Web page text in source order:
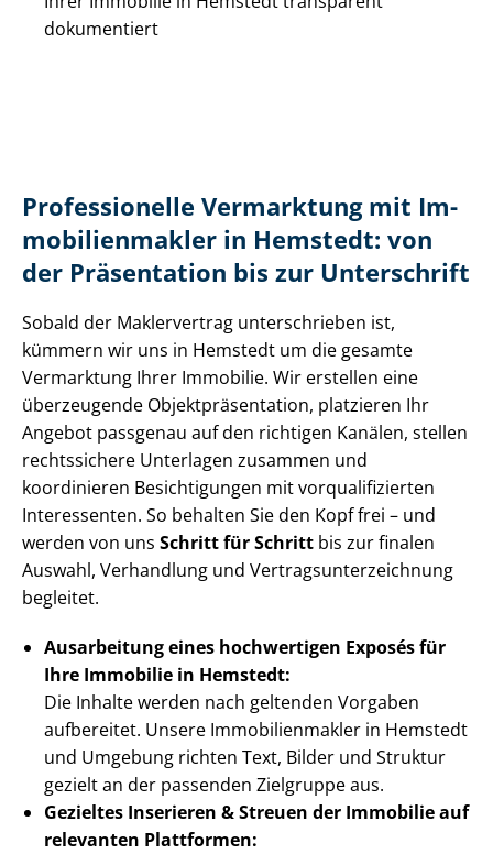
dokumentiert
Professionelle Vermarktung mit Im­
mo­bi­li­en­mak­ler in Hemstedt: von
der Präsentation bis zur Unterschrift
Sobald der Maklervertrag unterschrieben ist,
kümmern wir uns in Hemstedt um die gesamte
Vermarktung Ihrer Immobilie. Wir erstellen eine
überzeugende Ob­jekt­prä­sen­ta­ti­on, platzieren Ihr
Angebot passgenau auf den richtigen Kanälen, stellen
rechtssichere Unterlagen zusammen und
koordinieren Besichtigungen mit vor­qua­li­fi­zier­ten
Interessenten. So behalten Sie den Kopf frei – und
werden von uns Schritt für Schritt bis zur finalen
Auswahl, Verhandlung und Ver­trags­un­ter­zeich­nung
begleitet.
Ausarbeitung eines hochwertigen Exposés für
Ihre Immobilie in Hemstedt:
Die Inhalte werden nach geltenden Vorgaben
aufbereitet. Unsere Im­mo­bi­li­en­mak­ler in Hemstedt
und Umgebung richten Text, Bilder und Struktur
gezielt an der passenden Zielgruppe aus.
Gezieltes Inserieren & Streuen der Immobilie auf
relevanten Plattformen: